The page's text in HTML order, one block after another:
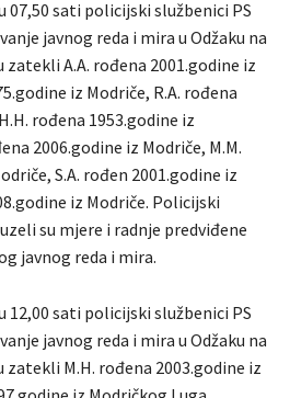
07,50 sati policijski službenici PS
javnog reda i mira u Odžaku na
zatekli A.A. rođena 2001.godine iz
iz Modriče, R.A. rođena
rođena 1953.godine iz
2006.godine iz Modriče, M.M.
S.A. rođen 2001.godine iz
iz Modriče. Policijski
su mjere i radnje predviđene
javnog reda i mira.
12,00 sati policijski službenici PS
javnog reda i mira u Odžaku na
zatekli M.H. rođena 2003.godine iz